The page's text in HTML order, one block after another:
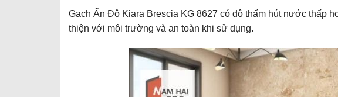
Gạch Ấn Độ Kiara Brescia KG 8627 có độ thấm hút nước thấp
thiện với môi trường và an toàn khi sử dụng.